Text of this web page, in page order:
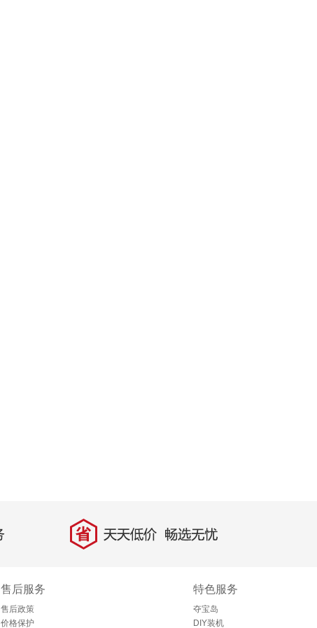
省 天天低价，畅选无忧
售后服务
售后政策
价格保护
特色服务
夺宝岛
DIY装机